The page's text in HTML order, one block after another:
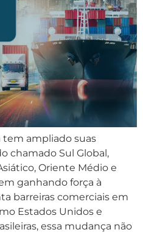
tem ampliado suas
chamado Sul Global,
Oriente Médio e
ganhando força à
barreiras comerciais em
Estados Unidos e
essa mudança não